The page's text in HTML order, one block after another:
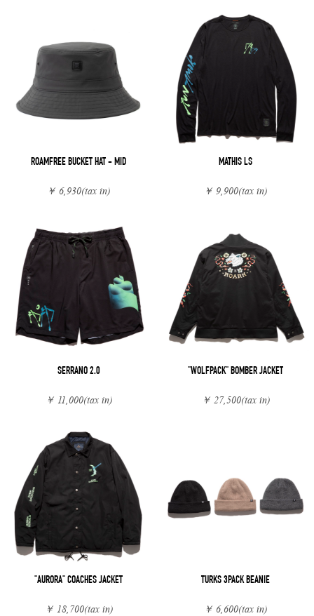
ROAMFREE BUCKET HAT - MID
￥ 6,930(tax in)
MATHIS LS
￥ 9,900(tax in)
SERRANO 2.0
￥ 11,000(tax in)
"WOLFPACK" BOMBER JACKET
￥ 27,500(tax in)
"AURORA" COACHES JACKET
￥ 18,700(tax in)
TURKS 3PACK BEANIE
￥ 6,600(tax in)